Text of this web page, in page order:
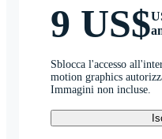
9 US$
Sblocca l'accesso
motion graphics
Immagini non incluse.